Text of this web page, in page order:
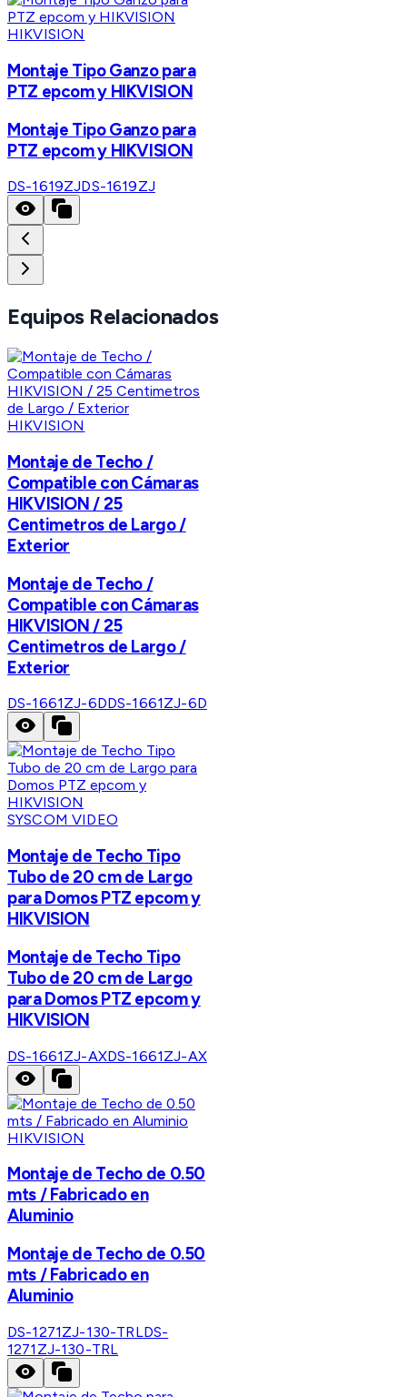
HIKVISION
Montaje Tipo Ganzo para
PTZ epcom y HIKVISION
Montaje Tipo Ganzo para
PTZ epcom y HIKVISION
DS-1619ZJDS-1619ZJ
Equipos Relacionados
HIKVISION
Montaje de Techo /
Compatible con Cámaras
HIKVISION / 25
Centimetros de Largo /
Exterior
Montaje de Techo /
Compatible con Cámaras
HIKVISION / 25
Centimetros de Largo /
Exterior
DS-1661ZJ-6DDS-1661ZJ-6D
SYSCOM VIDEO
Montaje de Techo Tipo
Tubo de 20 cm de Largo
para Domos PTZ epcom y
HIKVISION
Montaje de Techo Tipo
Tubo de 20 cm de Largo
para Domos PTZ epcom y
HIKVISION
DS-1661ZJ-AXDS-1661ZJ-AX
HIKVISION
Montaje de Techo de 0.50
mts / Fabricado en
Aluminio
Montaje de Techo de 0.50
mts / Fabricado en
Aluminio
DS-1271ZJ-130-TRLDS-
1271ZJ-130-TRL